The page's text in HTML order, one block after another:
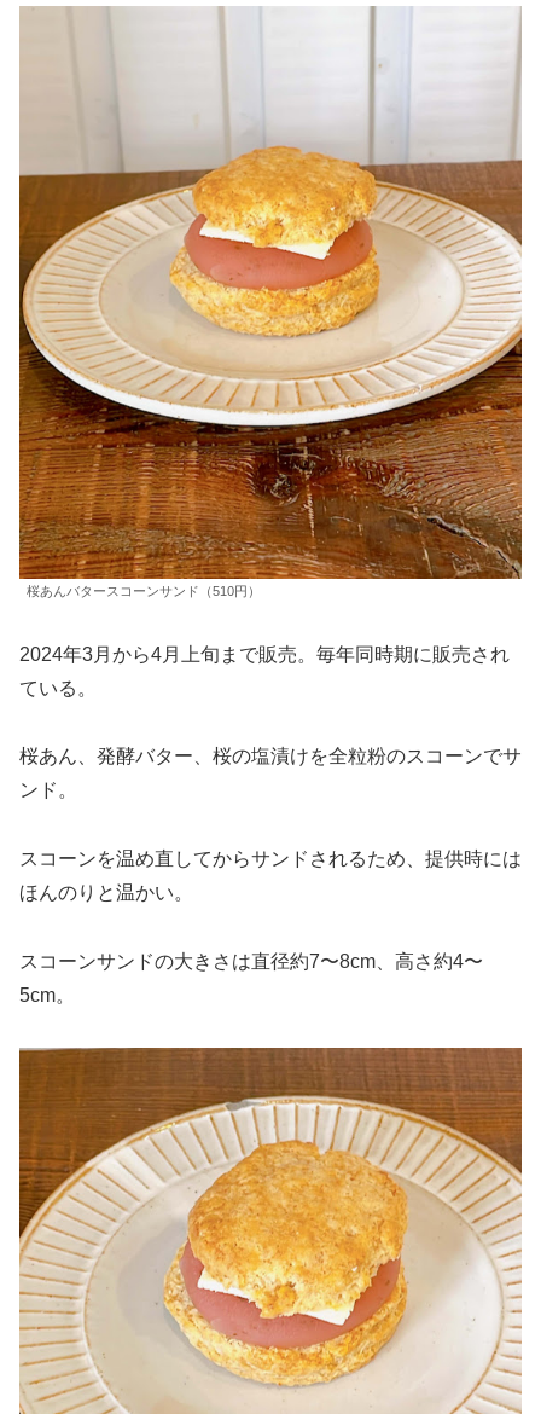
桜あんバタースコーンサンド（510円）
2024年3月から4月上旬まで販売。毎年同時期に販売され
ている。
桜あん、発酵バター、桜の塩漬けを全粒粉のスコーンでサ
ンド。
スコーンを温め直してからサンドされるため、提供時には
ほんのりと温かい。
スコーンサンドの大きさは直径約7〜8cm、高さ約4〜
5cm。